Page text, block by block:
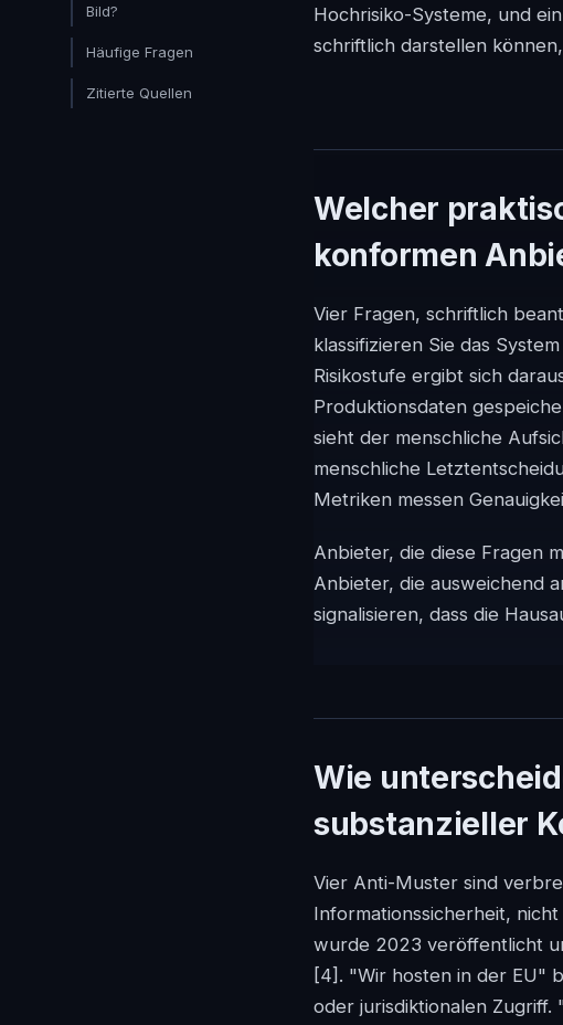
Bild?
Häufige Fragen
Zitierte Quellen
Hochrisiko-Systeme, und
schriftlich darstellen
Welcher
konformen
Vier Fragen, schriftlich
klassifizieren Sie das
Risikostufe ergibt sich
Produktionsdaten
sieht der menschliche
menschliche
Metriken messen
Anbieter, die diese Fragen
Anbieter, die ausweichend
signalisieren, dass die
Wie
substanzieller
Vier Anti-Muster sind
Informationssicherheit,
wurde 2023 veröffentlicht
[4] . "Wir hosten in der EU"
oder jurisdiktionalen